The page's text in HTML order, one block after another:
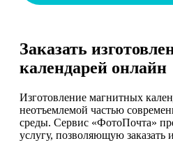
Заказать
календарей онлайн
Изготовление магнитных
неотъемлемой частью
среды. Сервис «ФотоПочта»
услугу, позволяющую заказать